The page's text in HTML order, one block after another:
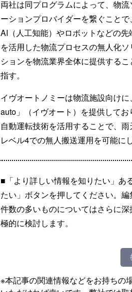
両社は同プログラムによって、物流
ーションプロバイダーを繋ぐことで、
AI（人工知能）やロボットなどの先
を活用した物流プロセスの無人化ソ
ションを物流業界全体に提供するこ
指す。
イヴオートノミーは物流施設向け
auto」（イヴオート）を提供して
自動運転技術を活用することで、
レベル4での無人搬送運用を可能に
■「より詳しい情報を知りたい」あ
たい」ボタンを押してください。
件数の多いものについてはさらに
極的に検討します。
※本記事の関連情報などをお持ちの